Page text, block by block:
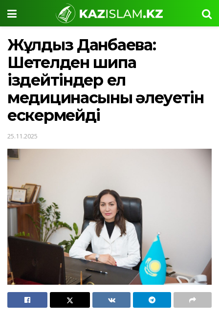
Жұлдыз Данбаева:
Шетелден шипа
іздейтіндер ел
медицинасының әлеуетін
ескермейді
25.11.2025